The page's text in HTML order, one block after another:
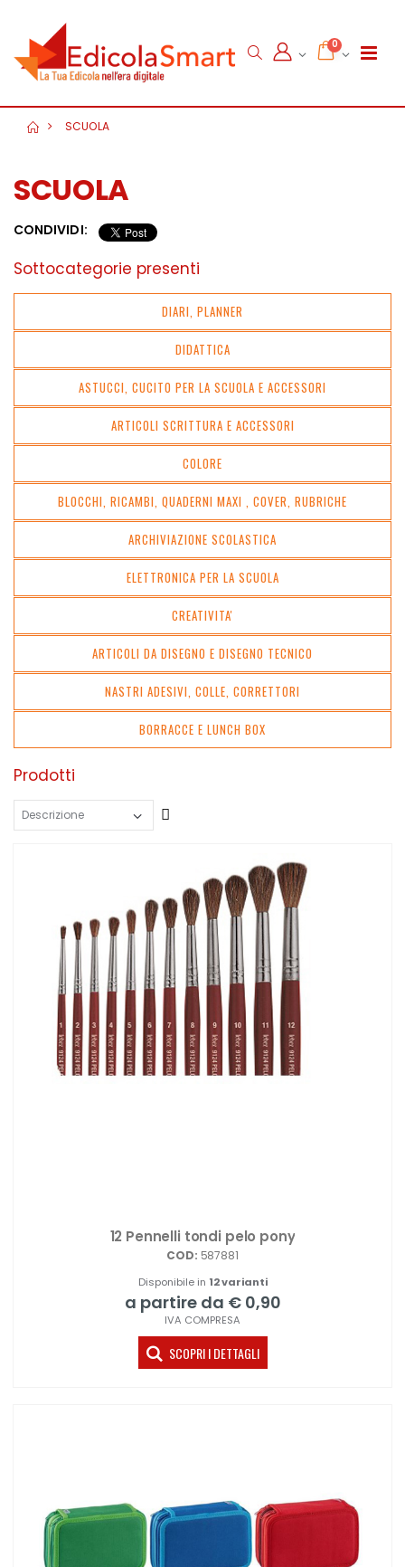
0
SCUOLA
SCUOLA
CONDIVIDI:
Sottocategorie presenti
DIARI, PLANNER
DIDATTICA
ASTUCCI, CUCITO PER LA SCUOLA E ACCESSORI
ARTICOLI SCRITTURA E ACCESSORI
COLORE
BLOCCHI, RICAMBI, QUADERNI MAXI , COVER, RUBRICHE
ARCHIVIAZIONE SCOLASTICA
ELETTRONICA PER LA SCUOLA
CREATIVITA'
ARTICOLI DA DISEGNO E DISEGNO TECNICO
NASTRI ADESIVI, COLLE, CORRETTORI
BORRACCE E LUNCH BOX
Prodotti
12 Pennelli tondi pelo pony
COD: 587881
Disponibile in 12 varianti
a partire da € 0,90
IVA COMPRESA
SCOPRI I DETTAGLI